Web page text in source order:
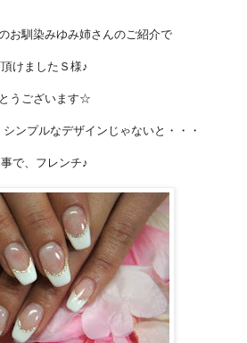
お馴染みゆみ姉さんのご紹介で
けましたＳ様♪
うございます☆
ンプルなデザインじゃないと・・・
で、フレンチ♪